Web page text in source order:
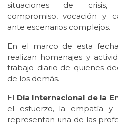
situaciones de crisis,
compromiso, vocación y
ante escenarios complejos.
En el marco de esta
realizan homenajes y
trabajo diario de quienes
de los demás.
El Día Internacional de la
el esfuerzo, la empatía y
representan una de las